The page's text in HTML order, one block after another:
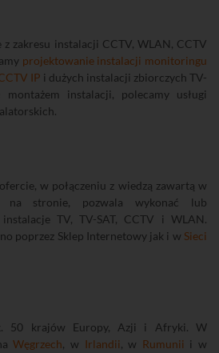
zakresu instalacji CCTV, WLAN, CCTV
projektowanie instalacji monitoringu
IP i dużych instalacji zbiorczych TV-
instalacji, polecamy usługi
w połączeniu z wiedzą zawartą w
na stronie, pozwala wykonać lub
TV, TV-SAT, CCTV i WLAN.
poprzez Sklep Internetowy jak i w Sieci
50 krajów Europy, Azji i Afryki. W
Węgrzech, w Irlandii, w Rumunii i w